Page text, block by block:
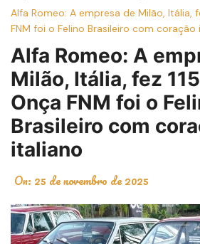
Alfa Romeo: A empresa de Milão, Itália,
FNM foi o Felino Brasileiro com coração
Alfa Romeo: A
Milão, Itália, fez
Onça FNM foi o
Brasileiro com
italiano
On: 25 de novembro de 2025